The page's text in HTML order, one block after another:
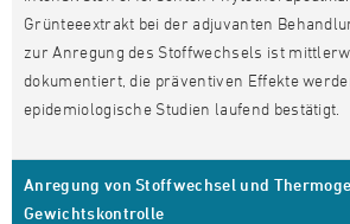
Grünteeextrakt bei der adjuvanten
zur Anregung des Stoffwechsels ist
dokumentiert, die präventiven Effekte
epidemiologische Studien laufend bestätigt.
Anregung von Stoffwechsel und
Gewichtskontrolle